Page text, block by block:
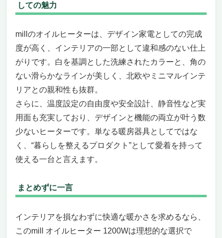
しての魅力
millのオイルヒーターは、デザイン家電としての完成
度が高く、インテリアの一部として違和感のない仕上
がりです。白を基調とした洗練されたカラーと、角の
ない滑らかなラインが美しく、北欧やミニマルインテ
リアとの親和性も抜群。
さらに、温度設定の自由度や安全設計、静音性など実
用面も充実しており、デザインと機能の両立が叶う数
少ないヒーターです。単なる暖房器具としてではな
く、“暮らしを整えるプロダクト”として愛着を持って
使える一台と言えます。
まとめずに一言
インテリアを損なわずに快適な暖かさを求めるなら、
このmill オイルヒーター 1200Wは理想的な選択で